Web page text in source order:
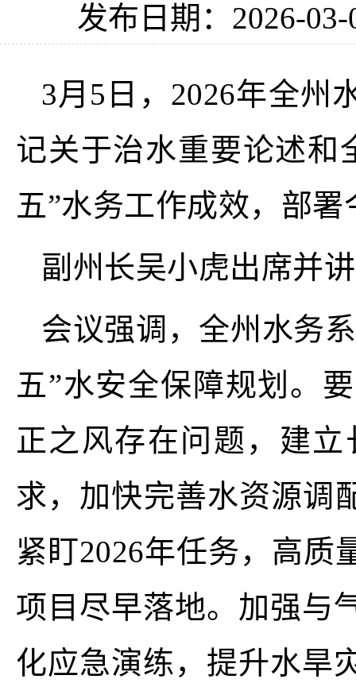
发布日期：2026-
3月5日，2026年全州
记关于治水重要论述和
五”水务工作成效，部
副州长吴小虎出席并
会议强调，全州水务
五”水安全保障规划。
正之风存在问题，建
求，加快完善水资源调
紧盯2026年任务，高质
项目尽早落地。加强与
化应急演练，提升水旱